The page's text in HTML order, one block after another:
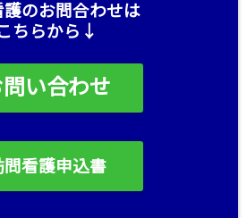
護のお問合わせは
ちらから↓
問い合わせ
問看護申込書